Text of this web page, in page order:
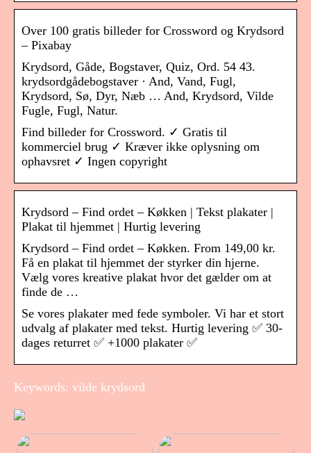
Over 100 gratis billeder for Crossword og Krydsord
– Pixabay
Krydsord, Gåde, Bogstaver, Quiz, Ord. 54 43.
krydsordgådebogstaver · And, Vand, Fugl,
Krydsord, Sø, Dyr, Næb … And, Krydsord, Vilde
Fugle, Fugl, Natur.
Find billeder for Crossword. ✓ Gratis til
kommerciel brug ✓ Kræver ikke oplysning om
ophavsret ✓ Ingen copyright
Krydsord – Find ordet – Køkken | Tekst plakater |
Plakat til hjemmet | Hurtig levering
Krydsord – Find ordet – Køkken. From 149,00 kr.
Få en plakat til hjemmet der styrker din hjerne.
Vælg vores kreative plakat hvor det gælder om at
finde de …
Se vores plakater med fede symboler. Vi har et stort
udvalg af plakater med tekst. Hurtig levering ✅ 30-
dages returret ✅ +1000 plakater ✅
Keywords: vilde krydsord